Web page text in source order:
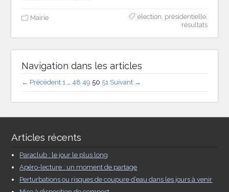
Mairie élection présidentielle,
résultats
Navigation dans les articles
← Précédent 1 48 49 50 51 Suivant →
Articles récents
Paraclub : le jour le plus long
Apéro-lecture : un moment de partage
Perturbations ou risques de coupure d’eau dans les jours à venir